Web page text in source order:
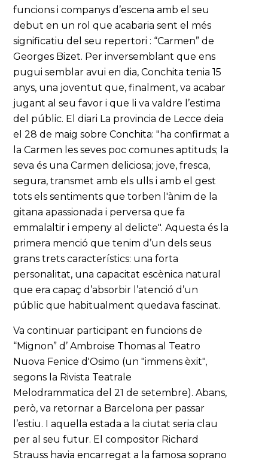
funcions i companys d’escena amb el seu
debut en un rol que acabaria sent el més
significatiu del seu repertori : “Carmen” de
Georges Bizet. Per inversemblant que ens
pugui semblar avui en dia, Conchita tenia 15
anys, una joventut que, finalment, va acabar
jugant al seu favor i que li va valdre l’estima
del públic. El diari La provincia de Lecce deia
el 28 de maig sobre Conchita: "ha confirmat a
la Carmen les seves poc comunes aptituds; la
seva és una Carmen deliciosa; jove, fresca,
segura, transmet amb els ulls i amb el gest
tots els sentiments que torben l'ànim de la
gitana apassionada i perversa que fa
emmalaltir i empeny al delicte". Aquesta és la
primera menció que tenim d’un dels seus
grans trets característics: una forta
personalitat, una capacitat escènica natural
que era capaç d’absorbir l’atenció d’un
públic que habitualment quedava fascinat.
Va continuar participant en funcions de
“Mignon” d’ Ambroise Thomas al Teatro
Nuova Fenice d'Osimo (un "immens èxit",
segons la Rivista Teatrale
Melodrammatica del 21 de setembre). Abans,
però, va retornar a Barcelona per passar
l’estiu. I aquella estada a la ciutat seria clau
per al seu futur. El compositor Richard
Strauss havia encarregat a la famosa soprano